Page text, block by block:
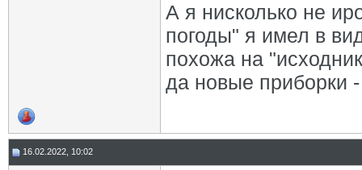
А я нисколько не
погоды" я имел в
похожа на
да новые приборки
16.02.2022, 10:02